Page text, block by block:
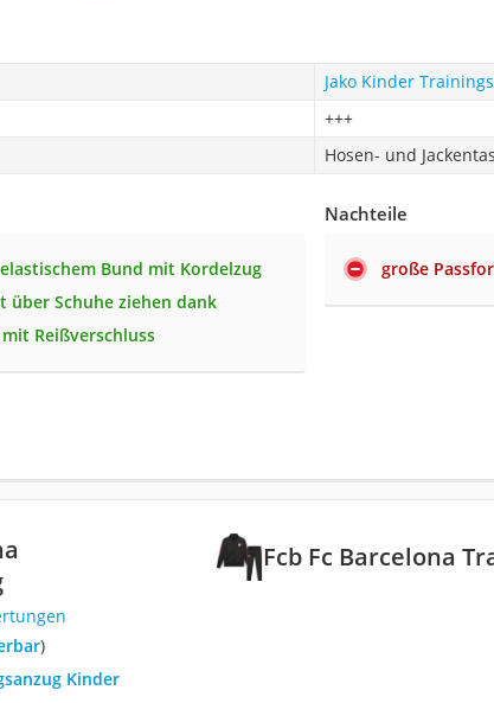
Jako Kinder
+++
Hosen- und
Bund mit Kordelzug
über Schuhe ziehen dank
Reißverschluss
Nachteile
große
Fcb Fc Barcelona
)
Kinder